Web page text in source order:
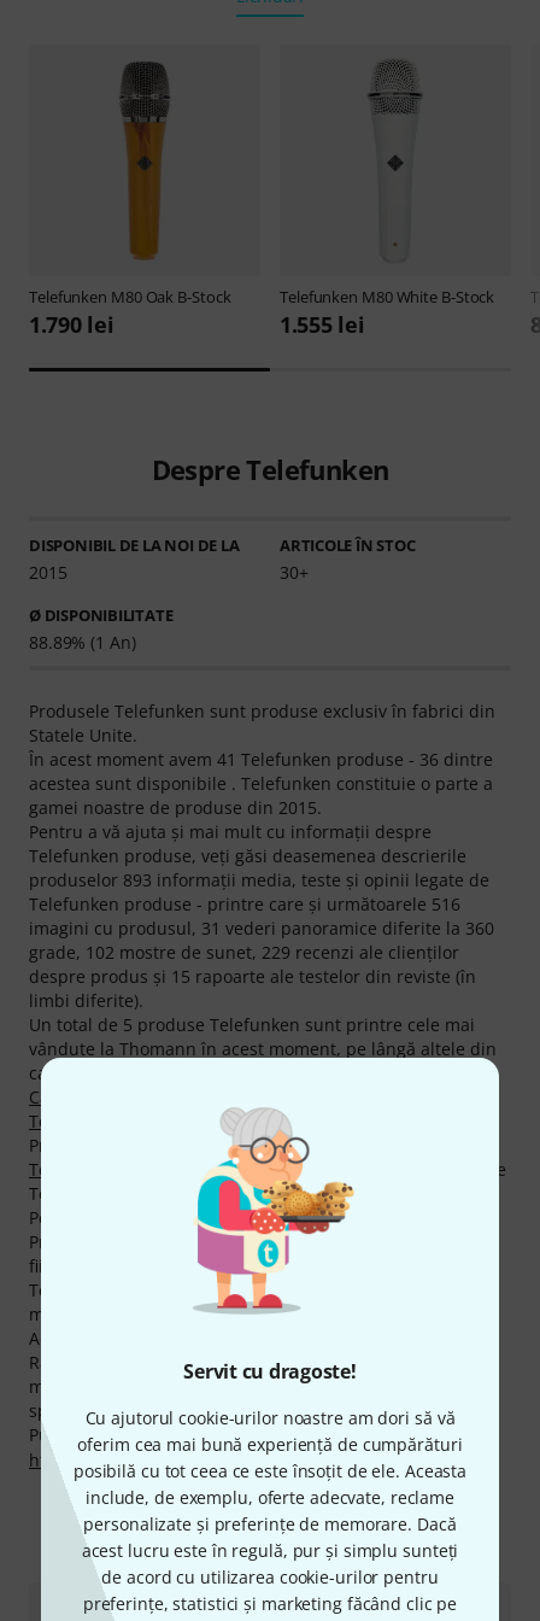
Servit cu dragoste!
Cu ajutorul cookie-urilor noastre am dori să vă
oferim cea mai bună experiență de cumpărături
posibilă cu tot ceea ce este însoțit de ele. Aceasta
include, de exemplu, oferte adecvate, reclame
personalizate și preferințe de memorare. Dacă
acest lucru este în regulă, pur și simplu sunteți
de acord cu utilizarea cookie-urilor pentru
preferințe, statistici și marketing făcând clic pe
Telefunken M80 Oak B-Stock
1.790 lei
Telefunken M80 White B-Stock
1.555 lei
Despre Telefunken
DISPONIBIL DE LA NOI DE LA
2015
ARTICOLE ÎN STOC
30+
Ø DISPONIBILITATE
88.89% (1 An)
Produsele Telefunken sunt produse exclusiv în fabrici din
Statele Unite.
În acest moment avem 41 Telefunken produse - 36 dintre
acestea sunt disponibile . Telefunken constituie o parte a
gamei noastre de produse din 2015.
Pentru a vă ajuta şi mai mult cu informaţii despre
Telefunken produse, veţi găsi deasemenea descrierile
produselor 893 informaţii media, teste şi opinii legate de
Telefunken produse - printre care şi următoarele 516
imagini cu produsul, 31 vederi panoramice diferite la 360
grade, 102 mostre de sunet, 229 recenzi ale clienţilor
despre produs şi 15 rapoarte ale testelor din reviste (în
limbi diferite).
Un total de 5 produse Telefunken sunt printre cele mai
vândute la Thomann în acest moment, pe lângă altele din
categoriile următoare
Capsule
Tobă Mică
Prima alegere în momentul de faţă este următorul produs
Telefunken M80 Standard. Hit-ul absolut printre produsele
Telefunken este următorul articolTelefunken M80 Black
Peste 1.000 de bucăţi au fost deja cumpărate de la noi.
Produsele Telefunken sunt apreciate de clienţii noştri ca
fiind deosebit de bune! Cu o medie de 4.9 stele din cinci
Telefunken este apreciată semnificativ mai mult decât
marea majoritate a mărcilor.
Acordăm deasemenea pentru produsele Telefunken,
Rambursarea Banilor în 30 de Zile, 3 ani garanţie cât şi
multe alte servicii cum ar fi asistenţa pe site asigurată de
specialişti calificaţi,etc.
Puteți găsi mai multe informații despre producător pe
http://www.telefunken-elektroakustik.com
Ne puteți contacta astfel